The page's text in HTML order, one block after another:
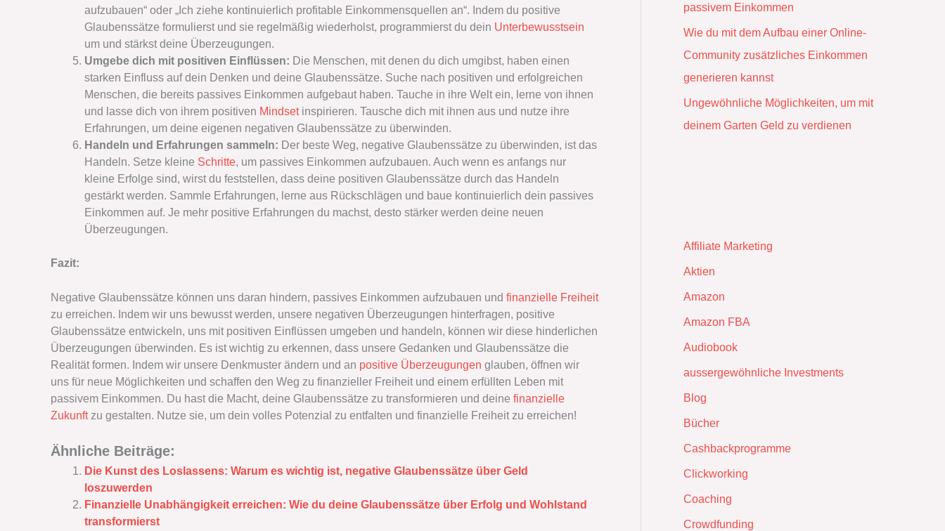
aufzubauen“ oder „Ich ziehe kontinuierlich profitable Einkommensquellen an“. Indem du positive
Glaubenssätze formulierst und sie regelmäßig wiederholst, programmierst du dein Unterbewusstsein
um und stärkst deine Überzeugungen.
Umgebe dich mit positiven Einflüssen: Die Menschen, mit denen du dich umgibst, haben einen
starken Einfluss auf dein Denken und deine Glaubenssätze. Suche nach positiven und erfolgreichen
Menschen, die bereits passives Einkommen aufgebaut haben. Tauche in ihre Welt ein, lerne von ihnen
und lasse dich von ihrem positiven Mindsetinspirieren. Tausche dich mit ihnen aus und nutze ihre
Erfahrungen, um deine eigenen negativen Glaubenssätze zu überwinden.
Handeln und Erfahrungen sammeln: Der beste Weg, negative Glaubenssätze zu überwinden, ist das
Handeln. Setze kleine Schritte, um passives Einkommen aufzubauen. Auch wenn es anfangs nur
kleine Erfolge sind, wirst du feststellen, dass deine positiven Glaubenssätze durch das Handeln
gestärkt werden. Sammle Erfahrungen, lerne aus Rückschlägen und baue kontinuierlich dein passives
Einkommen auf. Je mehr positive Erfahrungen du machst, desto stärker werden deine neuen
Überzeugungen.
Fazit:
Negative Glaubenssätze können uns daran hindern, passives Einkommen aufzubauen und finanzielle Freiheit
zu erreichen. Indem wir uns bewusst werden, unsere negativen Überzeugungen hinterfragen, positive
Glaubenssätze entwickeln, uns mit positiven Einflüssen umgeben und handeln, können wir diese hinderlichen
Überzeugungen überwinden. Es ist wichtig zu erkennen, dass unsere Gedanken und Glaubenssätze die
Realität formen. Indem wir unsere Denkmuster ändern und an positive Überzeugungen glauben, öffnen wir
uns für neue Möglichkeiten und schaffen den Weg zu finanzieller Freiheit und einem erfüllten Leben mit
passivem Einkommen. Du hast die Macht, deine Glaubenssätze zu transformieren und deine finanzielle
Zukunftzu gestalten. Nutze sie, um dein volles Potenzial zu entfalten und finanzielle Freiheit zu erreichen!
Ähnliche Beiträge:
Die Kunst des Loslassens: Warum es wichtig ist, negative Glaubenssätze über Geld
loszuwerden
Finanzielle Unabhängigkeit erreichen: Wie du deine Glaubenssätze über Erfolg und Wohlstand
transformierst
passivem Einkommen
Wie du mit dem Aufbau einer Online-
Community zusätzliches Einkommen
generieren kannst
Ungewöhnliche Möglichkeiten, um mit
deinem Garten Geld zu verdienen
Affiliate Marketing
Aktien
Amazon
Amazon FBA
Audiobook
aussergewöhnliche Investments
Blog
Bücher
Cashbackprogramme
Clickworking
Coaching
Crowdfunding